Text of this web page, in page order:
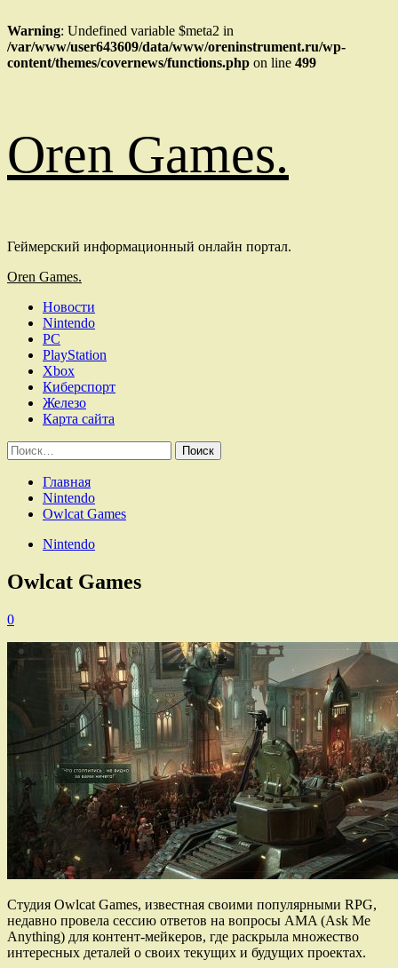
Warning: Undefined variable $meta2 in
/var/www/user643609/data/www/oreninstrument.ru/wp-
content/themes/covernews/functions.php on line 499
к
содержимому
Oren Games.
Геймерский информационный онлайн портал.
Основное
Oren Games.
Новости
Nintendo
PC
PlayStation
Xbox
Киберспорт
Железо
Карта сайта
Найти:
Главная
Nintendo
Owlcat Games
Nintendo
Owlcat Games
0
Студия Owlcat Games, известная своими популярными RPG,
недавно провела сессию ответов на вопросы AMA (Ask Me
Anything) для контент-мейкеров, где раскрыла множество
интересных деталей о своих текущих и будущих проектах.